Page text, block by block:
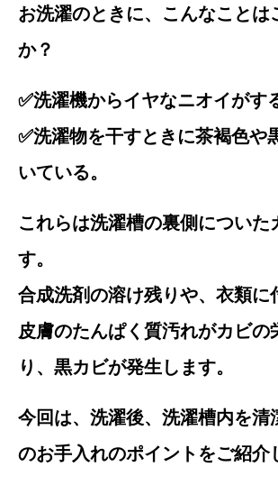
お洗濯のときに、こんなことは
か？
✅洗濯機からイヤなニオイがす
✅洗濯物を干すときに茶褐色や
いている。
これらは洗濯槽の裏側についた
す。
合成洗剤の溶け残りや、衣類に
皮膚のたんぱく質汚れがカビの
り、黒カビが発生します。
今回は、洗濯後、洗濯槽内を清
のお手入れのポイントをご紹介